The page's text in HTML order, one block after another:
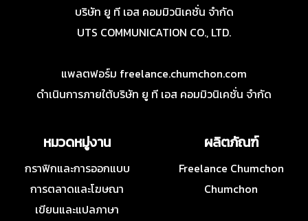
บริษัท ยู ที เอส คอมมิวนิเคชั่น จำกัด
UTS COMMUNICATION CO., LTD.
แพลตฟอร์ม freelance.chumchon.com
ดำเนินการภายใต้บริษัท ยู ที เอส คอมมิวนิเคชั่น จำกัด
หมวดหมู่งาน
กราฟิกและการออกแบบ
การตลาดและโฆษณา
เขียนและแปลภาษา
ผลิตภัณฑ์
Freelance Chumchon
Chumchon